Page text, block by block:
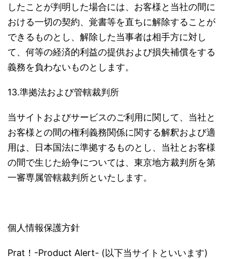
したことが判明した場合には、お客様と当社の間に
おける一切の契約、覚書等を直ちに解除することが
できるものとし、解除した当事者は相手方に対し
て、何等の経済的利益の提供および損失補償をする
義務を負わないものとします。
13.準拠法および管轄裁判所
当サイトおよびサービスのご利用に関して、当社と
お客様との間の権利義務関係に関する解釈および適
用は、日本国法に準拠するものとし、当社とお客様
の間で生じた紛争については、東京地方裁判所を第
一審専属管轄裁判所といたします。
個人情報保護方針
Prat！-Product Alert- (以下当サイトといいます)